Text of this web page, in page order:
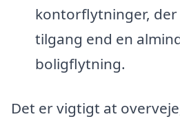
kontorflytninger,
tilgang end en
boligflytning.
Det er vigtigt at